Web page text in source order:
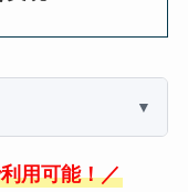
用可能！／